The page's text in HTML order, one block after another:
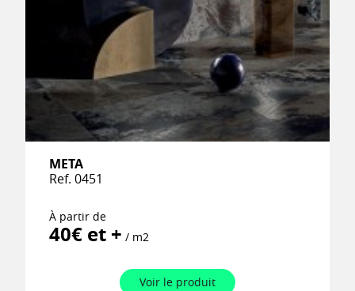
META
Ref. 0451
À partir de
40€ et + / m2
Voir le produit